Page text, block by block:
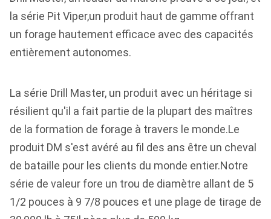
la série Pit Viper,un produit haut de gamme offrant
un forage hautement efficace avec des capacités
entièrement autonomes.
La série Drill Master, un produit avec un héritage si
résilient qu'il a fait partie de la plupart des maîtres
de la formation de forage à travers le monde.Le
produit DM s'est avéré au fil des ans être un cheval
de bataille pour les clients du monde entier.Notre
série de valeur fore un trou de diamètre allant de 5
1/2 pouces à 9 7/8 pouces et une plage de tirage de